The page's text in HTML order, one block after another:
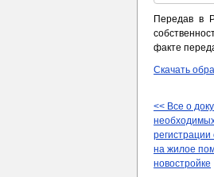
Передав в
факте
Скачать
<< Все о
регистрации
на жилое
новостройке